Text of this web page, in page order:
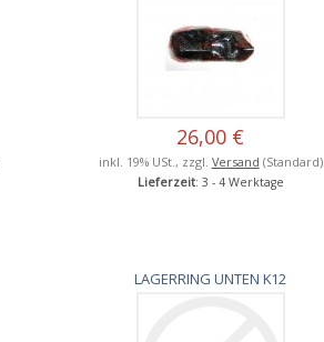
26,00 €
inkl. 19% USt., zzgl. Versand (Standard)
Lieferzeit: 3 - 4 Werktage
LAGERRING UNTEN K12